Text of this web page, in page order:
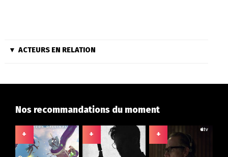
ACTEURS EN RELATION
Nos recommandations du moment
+ + +